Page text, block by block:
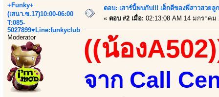
+Funky+
(เสนา.ซ.17)10:00-06:00
T:085-
5027899♥Line:funkyclub
Moderator
ตอบ: เสาร์นี้พบกับ!!! เด็กดีของพี่สาวสวยลู
« ตอบ #2 เมื่อ: 02:13:08 AM 14 มกราคม
((น้อง
จาก Call